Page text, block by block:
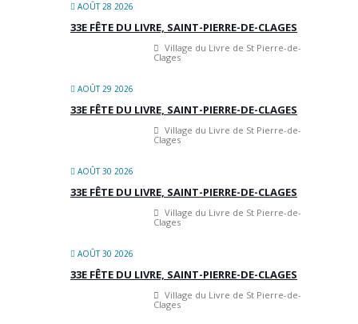
AOÛT 28 2026
33E FÊTE DU LIVRE, SAINT-PIERRE-DE-CLAGES
Village du Livre de St Pierre-de-
Clages
AOÛT 29 2026
33E FÊTE DU LIVRE, SAINT-PIERRE-DE-CLAGES
Village du Livre de St Pierre-de-
Clages
AOÛT 30 2026
33E FÊTE DU LIVRE, SAINT-PIERRE-DE-CLAGES
Village du Livre de St Pierre-de-
Clages
AOÛT 30 2026
33E FÊTE DU LIVRE, SAINT-PIERRE-DE-CLAGES
Village du Livre de St Pierre-de-
Clages